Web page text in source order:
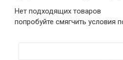
Нет подходящих товаров
попробуйте смягчить условия